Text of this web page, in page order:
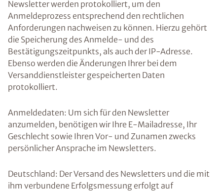
Newsletter werden protokolliert, um den
Anmeldeprozess entsprechend den rechtlichen
Anforderungen nachweisen zu können. Hierzu gehört
die Speicherung des Anmelde- und des
Bestätigungszeitpunkts, als auch der IP-Adresse.
Ebenso werden die Änderungen Ihrer bei dem
Versanddienstleister gespeicherten Daten
protokolliert.
Anmeldedaten: Um sich für den Newsletter
anzumelden, benötigen wir Ihre E-Mailadresse, Ihr
Geschlecht sowie Ihren Vor- und Zunamen zwecks
persönlicher Ansprache im Newsletters.
Deutschland: Der Versand des Newsletters und die mit
ihm verbundene Erfolgsmessung erfolgt auf